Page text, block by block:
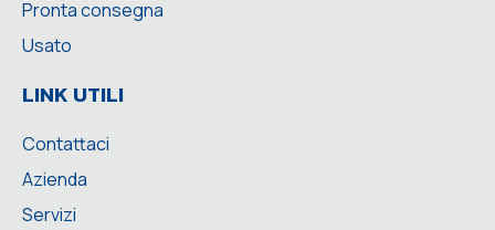
Pronta consegna
Usato
LINK UTILI
Contattaci
Azienda
Servizi